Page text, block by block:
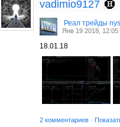
vadimio9127
Реал трейды
Янв 19 2018, 12:05
18.01.18
2 комментариев ·